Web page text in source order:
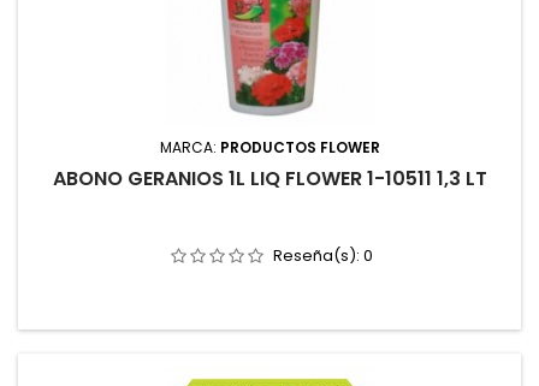
MARCA: PRODUCTOS FLOWER
ABONO GERANIOS 1L LIQ FLOWER 1-10511 1,3 LT
Reseña(s): 0